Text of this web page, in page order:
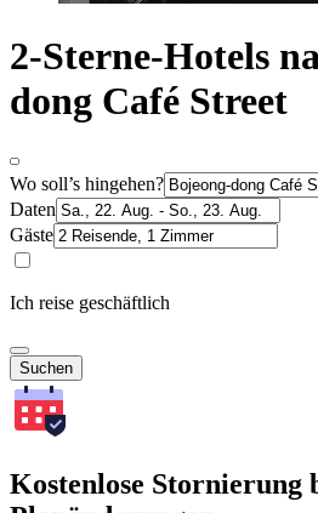
2-Sterne-Hotels
dong Café Street
Wo soll’s hingehen?
Daten
Gäste
Ich reise geschäftlich
Suchen
Kostenlose Stornierung